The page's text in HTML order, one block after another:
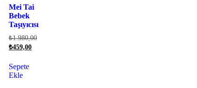
Mei Tai
Bebek
Taşıyıcısı
₺1.980,00
₺459,00
Sepete
Ekle